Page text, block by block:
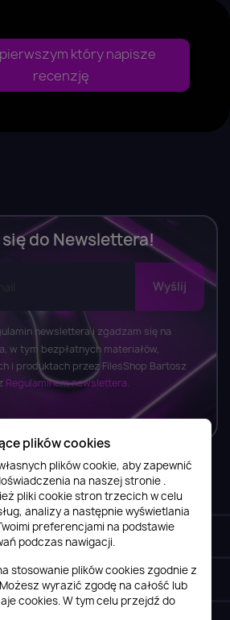
który napisze
recenzję
do Newslettera!
newslettera i zgadzam się na
w tym bezpłatnych materiałów,
i produktach przez FilesShop Bartosz
Regulaminem newslettera.
keyboard_arrow_down
plików cookies
plików cookie, aby zapewnić
na naszej stronie .
pliki cookie stron trzecich w celu
analizy a następnie wyświetlania
preferencjami na podstawie
podczas nawigacji.
stosowanie plików cookies zgodnie z
wyrazić zgodę na całość lub
cookies. W tym celu przejdź do